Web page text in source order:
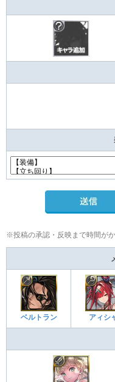
※投稿の承認・反映まで時間が
ベルトラン アィシ